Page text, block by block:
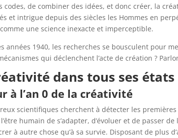
codes, de combiner des idées, et donc créer, la
et intrigue depuis des siècles les Hommes en
une science inexacte et imperceptible.
années 1940, les recherches se bousculent pour
qui déclenchent l’acte de création ?
dans tous ses états
à l’an 0 de la créativité
scientifiques cherchent à détecter les
humain de s’adapter, d’évoluer et de passer
à autre chose qu’à sa survie. Disposant de plus